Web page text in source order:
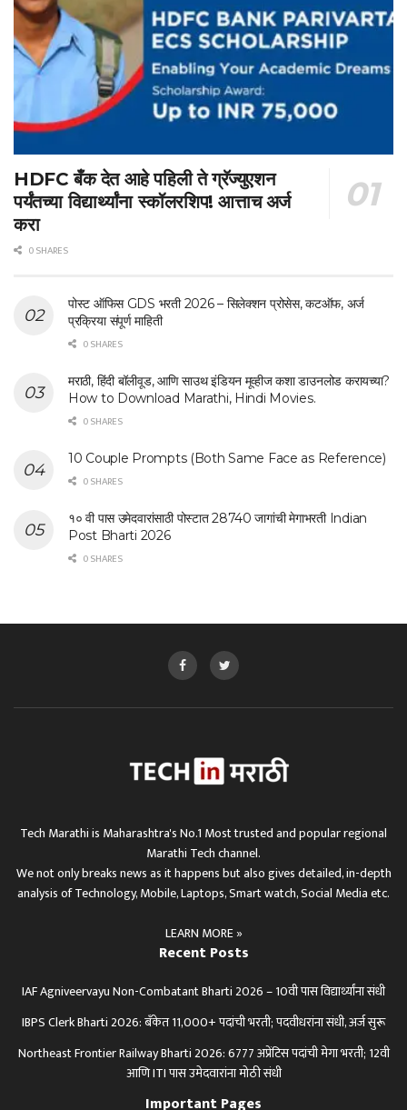
HDFC बँक देत आहे पहिली ते ग्रॅज्युएशन
पर्यंतच्या विद्यार्थ्यांना स्कॉलरशिप! आत्ताच अर्ज
करा
0 SHARES
पोस्ट ऑफिस GDS भरती 2026 – सिलेक्शन प्रोसेस, कटऑफ, अर्ज
प्रक्रिया संपूर्ण माहिती
0 SHARES
मराठी, हिंदी बॉलीवूड, आणि साउथ इंडियन मूव्हीज कशा डाउनलोड करायच्या?
How to Download Marathi, Hindi Movies.
0 SHARES
10 Couple Prompts (Both Same Face as Reference)
0 SHARES
१० वी पास उमेदवारांसाठी पोस्टात 28740 जागांची मेगाभरती Indian
Post Bharti 2026
0 SHARES
Tech Marathi is Maharashtra's No.1 Most trusted and popular regional
Marathi Tech channel.
We not only breaks news as it happens but also gives detailed, in-depth
analysis of Technology, Mobile, Laptops, Smart watch, Social Media etc.
LEARN MORE »
Recent Posts
IAF Agniveervayu Non-Combatant Bharti 2026 – 10वी पास विद्यार्थ्यांना संधी
IBPS Clerk Bharti 2026: बँकेत 11,000+ पदांची भरती; पदवीधरांना संधी, अर्ज सुरू
Northeast Frontier Railway Bharti 2026: 6777 अप्रेंटिस पदांची मेगा भरती; 12वी
आणि ITI पास उमेदवारांना मोठी संधी
Important Pages